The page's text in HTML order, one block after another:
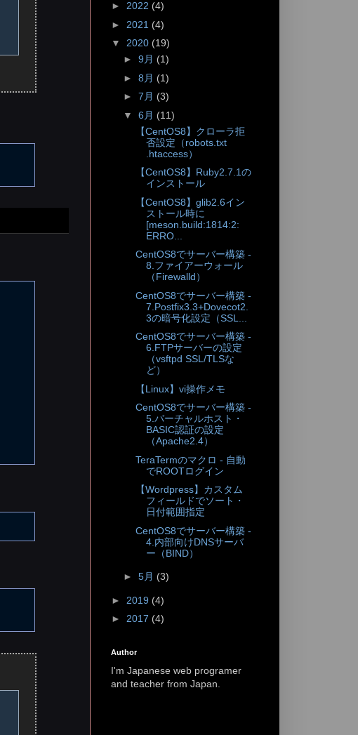
► 2022 (4)
► 2021 (4)
▼ 2020 (19)
► 9月 (1)
► 8月 (1)
► 7月 (3)
▼ 6月 (11)
【CentOS8】クローラ拒
否設定（robots.txt
.htaccess）
【CentOS8】Ruby2.7.1の
インストール
【CentOS8】glib2.6イン
ストール時に
[meson.build:1814:2:
ERRO...
CentOS8でサーバー構築 -
8.ファイアーウォール
（Firewalld）
CentOS8でサーバー構築 -
7.Postfix3.3+Dovecot2.
3の暗号化設定（SSL...
CentOS8でサーバー構築 -
6.FTPサーバーの設定
（vsftpd SSL/TLSな
ど）
【Linux】vi操作メモ
CentOS8でサーバー構築 -
5.バーチャルホスト・
BASIC認証の設定
（Apache2.4）
TeraTermのマクロ - 自動
でROOTログイン
【Wordpress】カスタム
フィールドでソート・
日付範囲指定
CentOS8でサーバー構築 -
4.内部向けDNSサーバ
ー（BIND）
► 5月 (3)
► 2019 (4)
► 2017 (4)
Author
I'm Japanese web programer
and teacher from Japan.